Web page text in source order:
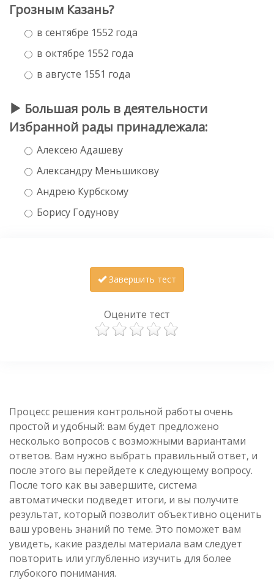
Грозным Казань?
в сентябре 1552 года
в октябре 1552 года
в августе 1551 года
Большая роль в деятельности
Избранной рады принадлежала:
Алексею Адашеву
Александру Меньшикову
Андрею Курбскому
Борису Годунову
Завершить тест
Оцените тест
Процесс решения контрольной работы очень
простой и удобный: вам будет предложено
несколько вопросов с возможными вариантами
ответов. Вам нужно выбрать правильный ответ, и
после этого вы перейдете к следующему вопросу.
После того как вы завершите, система
автоматически подведет итоги, и вы получите
результат, который позволит объективно оценить
ваш уровень знаний по теме. Это поможет вам
увидеть, какие разделы материала вам следует
повторить или углубленно изучить для более
глубокого понимания.